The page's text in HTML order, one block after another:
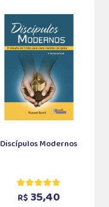
Discípulos Modernos
R$ 35,40